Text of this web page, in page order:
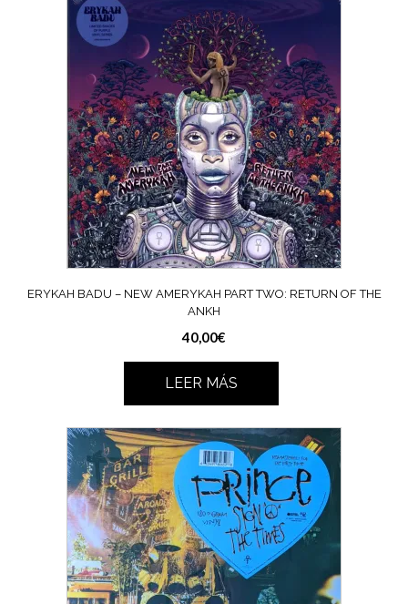
ERYKAH BADU – NEW AMERYKAH PART TWO: RETURN OF THE
ANKH
40,00€
LEER MÁS